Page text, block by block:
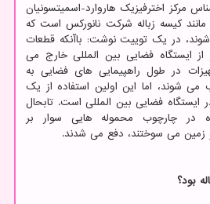
مرکز اخترفیزیک هاروارد-اسمیتسونیان
کیسه زباله شرکت نانورکس است که
در یک توییت نوشت: باآنکه قطعات
ایستگاه فضایی بین المللی خارج می
در طول راهپیمایی های فضایی به
شوند، اما این اولین استفاده از یک
ایستگاه فضایی بین المللی است. تابحال
در چارچوب محموله هایی سوار بر
زمین می سوختند، دفع می شدند.
بود؟